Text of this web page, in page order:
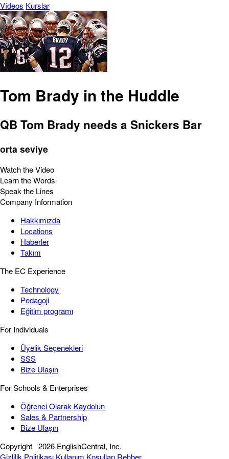
Vídeos Kurslar
Tom Brady in the Huddle
QB Tom Brady needs a Snickers Bar
orta seviye
Watch the Video
Learn the Words
Speak the Lines
Company Information
Hakkımızda
Locations
Haberler
Takım
The EC Experience
Technology
Pedagoji
Eğitim programı
For Individuals
Üyelik Seçenekleri
SSS
Bize Ulaşın
For Schools & Enterprises
Öğrenci Olarak Kaydolun
Sales & Partnership
Bize Ulaşın
Copyright 2026 EnglishCentral, Inc.